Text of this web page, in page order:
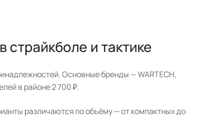
и тактике
Основные бренды — WARTECH,
в районе 2 700 ₽.
различаются по объёму — от компактных до